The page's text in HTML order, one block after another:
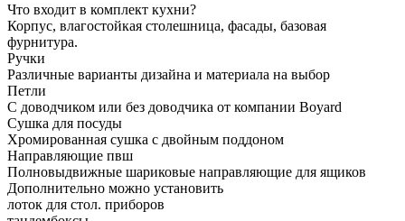
Что входит в комплект кухни?
Корпус, влагостойкая столешница, фасады, базовая
фурнитура.
Ручки
Различные варианты дизайна и материала на выбор
Петли
С доводчиком или без доводчика от компании Boyard
Сушка для посуды
Хромированная сушка с двойным поддоном
Направляющие пвш
Полновыдвижные шариковые направляющие для ящиков
Дополнительно можно установить
лоток для стол. приборов